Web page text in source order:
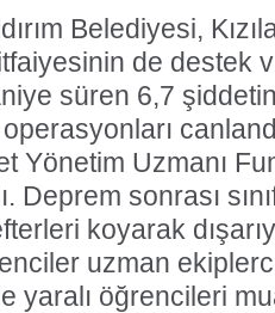
Belediyesi,
de destek
süren 6,7
Yönetim Uzmanı
Deprem sonrası
koyarak
uzman
yaralı öğrencileri